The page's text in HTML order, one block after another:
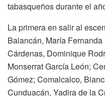
tabasqueños durante el
La primera en salir al
Balancán, María
Cárdenas, Dominique
Monserrat García León;
Gómez; Comalcalco,
Cunduacán, Yadira de la